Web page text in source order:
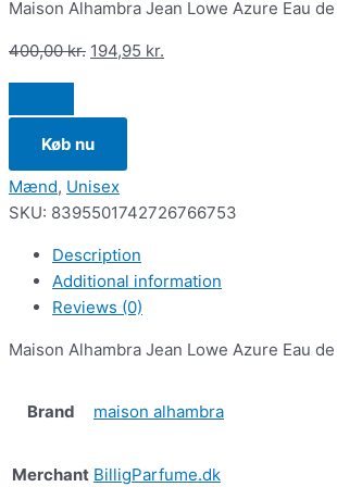
Maison Alhambra Jean Lowe Azure Eau
400,00kr. 194,95 kr.
Køb nu
Mænd, Unisex
SKU: 8395501742726766753
Description
Additional information
Reviews (0)
Maison Alhambra Jean Lowe Azure Eau
Brand maison alhambra
Merchant BilligParfume.dk